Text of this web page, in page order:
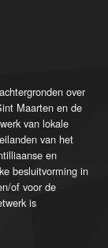
over
Maarten en de
van lokale
van het
en
besluitvorming in
of voor de
is